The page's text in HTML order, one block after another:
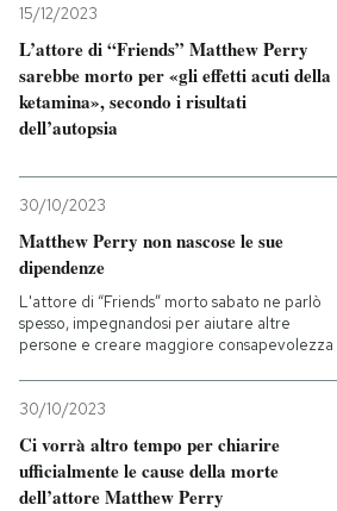
SHOP
CALENDARIO
AREA PERSONALE
15/12/2023
L’attore di “Friends” Matthew Perry
sarebbe morto per «gli effetti acuti della
ketamina», secondo i risultati
dell’autopsia
30/10/2023
Matthew Perry non nascose le sue
dipendenze
L'attore di “Friends” morto sabato ne parlò
spesso, impegnandosi per aiutare altre
persone e creare maggiore consapevolezza
30/10/2023
Ci vorrà altro tempo per chiarire
ufficialmente le cause della morte
dell’attore Matthew Perry